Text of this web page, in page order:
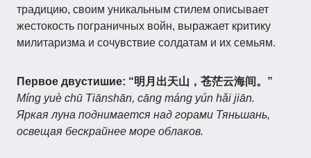
традицию, своим уникальным стилем описывает
жестокость пограничных войн, выражает критику
милитаризма и сочувствие солдатам и их семьям.
Первое двустишие: “明月出天山，苍茫云海间。”
Míng yuè chū Tiānshān, cāng máng yún hǎi jiān.
Яркая луна поднимается над горами Тяньшань,
освещая бескрайнее море облаков.